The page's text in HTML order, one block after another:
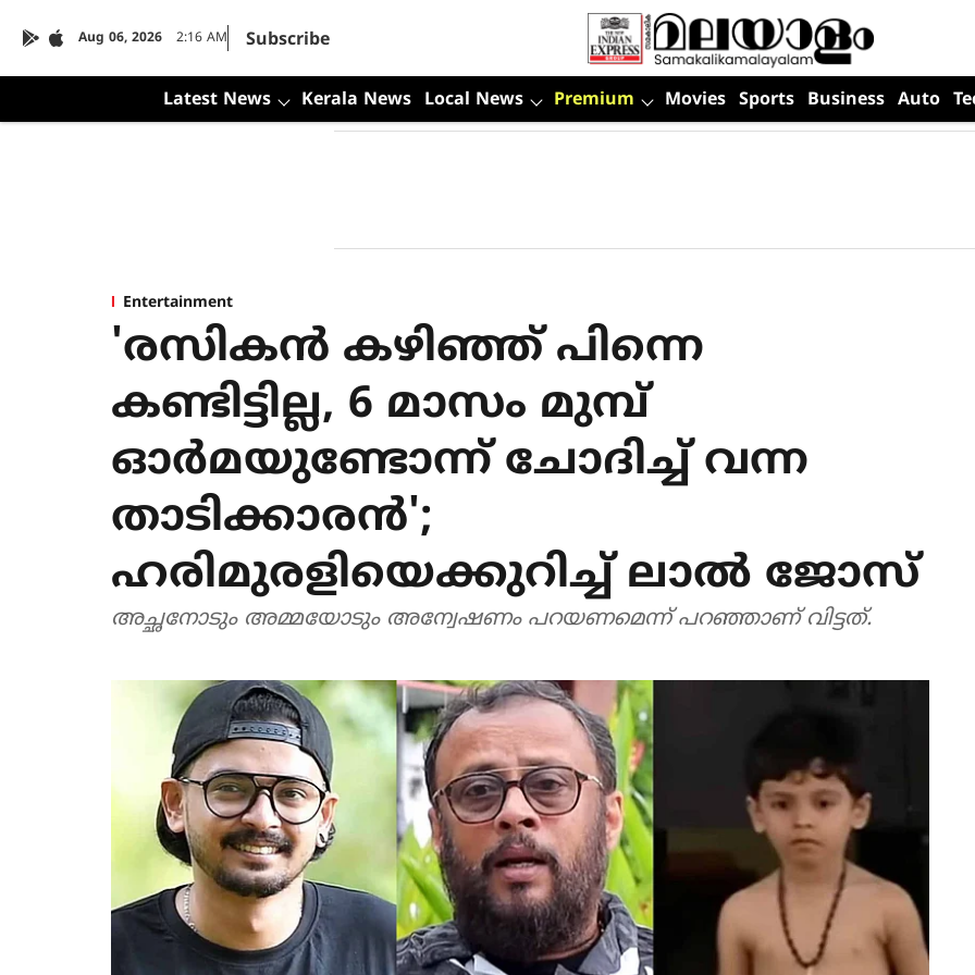
Aug 06, 2026 2:16 AM Subscribe
Latest News Kerala News Local News Premium Movies Sports Business Auto
Entertainment
'രസികന്‍ കഴിഞ്ഞ് പിന്നെ
കണ്ടിട്ടില്ല, 6 മാസം മുമ്പ്
ഓര്‍മയുണ്ടോന്ന് ചോദിച്ച് വന്ന
താടിക്കാരന്‍';
ഹരിമുരളിയെക്കുറിച്ച് ലാല്‍ ജോസ്
അച്ഛനോടും അമ്മയോടും അന്വേഷണം പറയണമെന്ന് പറഞ്ഞാണ് വിട്ടത്.